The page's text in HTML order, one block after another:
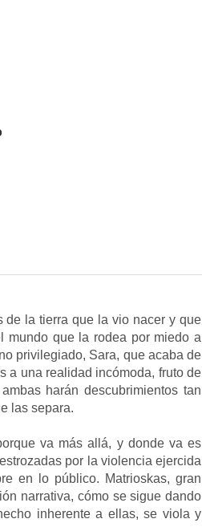
de la tierra que la vio nacer y que
mundo que la rodea por miedo a
privilegiado, Sara, que acaba de
a una realidad incómoda, fruto de
harán descubrimientos tan
las separa.
va más allá, y donde va es
por la violencia ejercida
en lo público. Matrioskas, gran
narrativa, cómo se sigue dando
inherente a ellas, se viola y